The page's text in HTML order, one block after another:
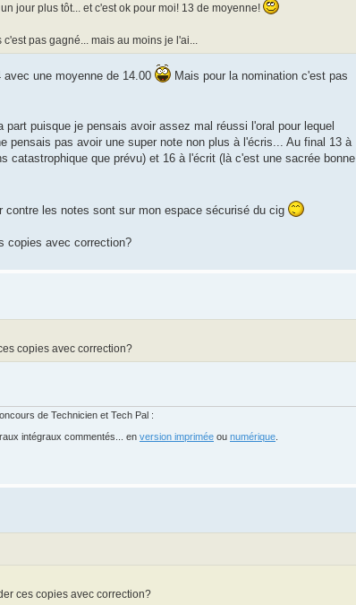
jour plus tôt... et c'est ok pour moi! 13 de moyenne!
pas gagné... mais au moins je l'ai...
une moyenne de 14.00
Mais pour la nomination c'est pas
puisque je pensais avoir assez mal réussi l'oral pour lequel
pensais pas avoir une super note non plus à l'écris... Au final 13 à
catastrophique que prévu) et 16 à l'écrit (là c'est une sacrée bonne
contre les notes sont sur mon espace sécurisé du cig
copies avec correction?
copies avec correction?
de Technicien et Tech Pal :
intégraux commentés... en version imprimée ou numérique
ces copies avec correction?